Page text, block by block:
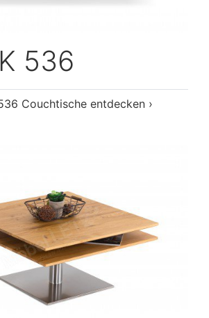
536
Couchtische entdecken ›